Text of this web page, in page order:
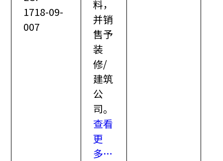
1718-09-
007
料，
并销
售予
装
修/
建筑
公
司。
查看
更
多…